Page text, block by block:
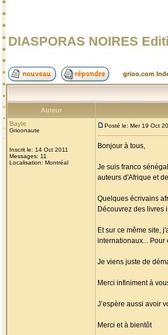
DIASPORAS NOIRES
grioo.com
Auteur
Bayle
Grioonaute
Inscrit le: 14 Oct 2011
Messages: 11
Localisation: Montréal
Posté le: Mer 19 Oct
Bonjour à tous,
Je suis franco
auteurs d'Afrique et
Quelques écrivains
Découvrez des livres
Et sur ce même site,
internationaux... Pour
Je viens juste de
Merci infiniment à
J’espère aussi avoir
Merci et à bientôt